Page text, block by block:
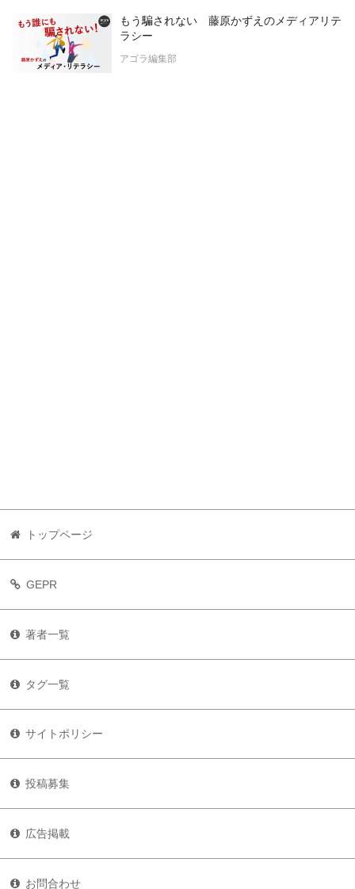
もう騙されない 藤原かずえのメディアリテ
ラシー
アゴラ編集部
トップページ
GEPR
著者一覧
タグ一覧
サイトポリシー
投稿募集
広告掲載
お問合わせ